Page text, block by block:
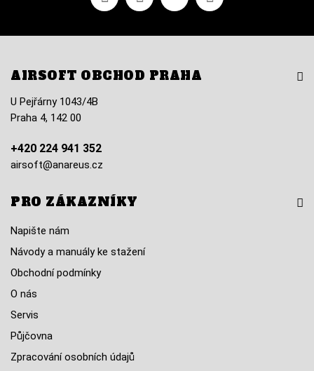
AIRSOFT OBCHOD PRAHA
U Pejřárny 1043/4B
Praha 4, 142 00
+420 224 941 352
airsoft@anareus.cz
PRO ZÁKAZNÍKY
Napište nám
Návody a manuály ke stažení
Obchodní podmínky
O nás
Servis
Půjčovna
Zpracování osobních údajů